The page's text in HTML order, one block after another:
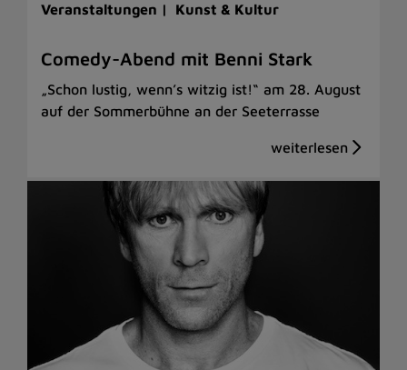
Veranstaltungen | Kunst & Kultur
Comedy-Abend mit Benni Stark
„Schon lustig, wenn’s witzig ist!“ am 28. August
auf der Sommerbühne an der Seeterrasse